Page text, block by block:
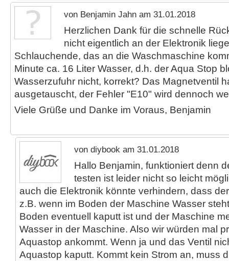
von Benjamin Jahn am 31.01.2018
Herzlichen Dank für die schnelle
nicht eigentlich an der Elektronik
Schlauchende, das an die Waschmaschine
Minute ca. 16 Liter Wasser, d.h. der Aqua Stop
Wasserzufuhr nicht, korrekt? Das Magnetventil
ausgetauscht, der Fehler "E10" wird dennoch
Viele Grüße und Danke im Voraus, Benjamin
von diybook am 31.01.2018
Hallo Benjamin, funktioniert denn
testen ist leider nicht so leicht
auch die Elektronik könnte verhindern, dass
z.B. wenn im Boden der Maschine Wasser
Boden eventuell kaputt ist und der Maschine
Wasser in der Maschine. Also wir würden mal
Aquastop ankommt. Wenn ja und das Ventil
Aquastop kaputt. Kommt kein Strom an, muss